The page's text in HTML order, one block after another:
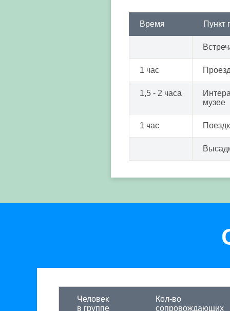
Время Пункт
1 час
1,5 - 2 часа
музее
1 час
Человек
в группе
Кол-во
сопровождающих